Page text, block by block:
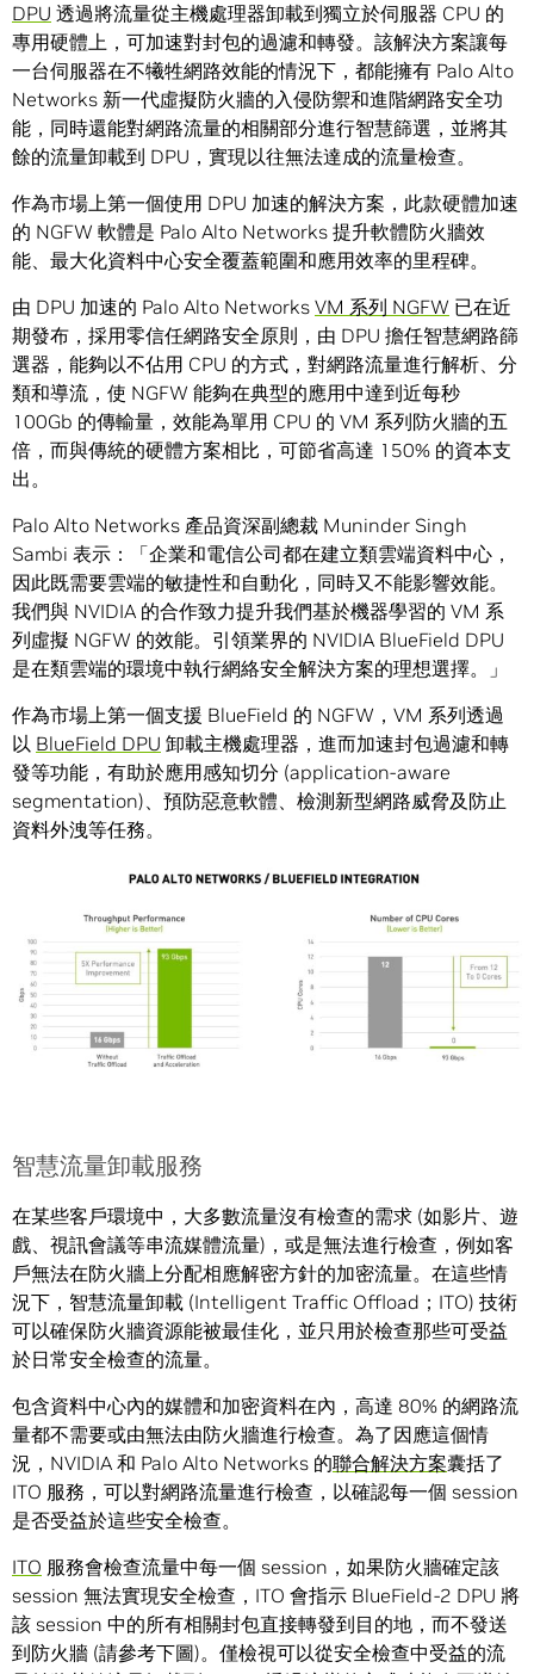
DPU 透過將流量從主機處理器卸載到獨立於伺服器 CPU 的
專用硬體上，可加速對封包的過濾和轉發。該解決方案讓每
一台伺服器在不犧牲網路效能的情況下，都能擁有 Palo Alto
Networks 新一代虛擬防火牆的入侵防禦和進階網路安全功
能，同時還能對網路流量的相關部分進行智慧篩選，並將其
餘的流量卸載到 DPU，實現以往無法達成的流量檢查。
作為市場上第一個使用 DPU 加速的解決方案，此款硬體加速
的 NGFW 軟體是 Palo Alto Networks 提升軟體防火牆效
能、最大化資料中心安全覆蓋範圍和應用效率的里程碑。
由 DPU 加速的 Palo Alto Networks VM 系列 NGFW 已在近
期發布，採用零信任網路安全原則，由 DPU 擔任智慧網路篩
選器，能夠以不佔用 CPU 的方式，對網路流量進行解析、分
類和導流，使 NGFW 能夠在典型的應用中達到近每秒
100Gb 的傳輸量，效能為單用 CPU 的 VM 系列防火牆的五
倍，而與傳統的硬體方案相比，可節省高達 150% 的資本支
出。
Palo Alto Networks 產品資深副總裁 Muninder Singh
Sambi 表示：「企業和電信公司都在建立類雲端資料中心，
因此既需要雲端的敏捷性和自動化，同時又不能影響效能。
我們與 NVIDIA 的合作致力提升我們基於機器學習的 VM 系
列虛擬 NGFW 的效能。引領業界的 NVIDIA BlueField DPU
是在類雲端的環境中執行網絡安全解決方案的理想選擇。」
作為市場上第一個支援 BlueField 的 NGFW，VM 系列透過
以 BlueField DPU 卸載主機處理器，進而加速封包過濾和轉
發等功能，有助於應用感知切分 (application-aware
segmentation)、預防惡意軟體、檢測新型網路威脅及防止
資料外洩等任務。
智慧流量卸載服務
在某些客戶環境中，大多數流量沒有檢查的需求 (如影片、遊
戲、視訊會議等串流媒體流量)，或是無法進行檢查，例如客
戶無法在防火牆上分配相應解密方針的加密流量。在這些情
況下，智慧流量卸載 (Intelligent Traffic Offload；ITO) 技術
可以確保防火牆資源能被最佳化，並只用於檢查那些可受益
於日常安全檢查的流量。
包含資料中心內的媒體和加密資料在內，高達 80% 的網路流
量都不需要或由無法由防火牆進行檢查。為了因應這個情
況，NVIDIA 和 Palo Alto Networks 的聯合解決方案囊括了
ITO 服務，可以對網路流量進行檢查，以確認每一個 session
是否受益於這些安全檢查。
ITO 服務會檢查流量中每一個 session，如果防火牆確定該
session 無法實現安全檢查，ITO 會指示 BlueField-2 DPU 將
該 session 中的所有相關封包直接轉發到目的地，而不發送
到防火牆 (請參考下圖)。僅檢視可以從安全檢查中受益的流